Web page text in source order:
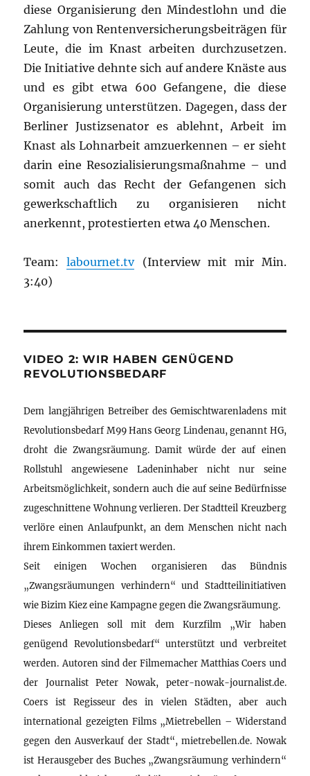
diese Organisierung den Mindestlohn und die
Zahlung von Rentenversicherungsbeiträgen für
Leute, die im Knast arbeiten durchzusetzen.
Die Initiative dehnte sich auf andere Knäste aus
und es gibt etwa 600 Gefangene, die diese
Organisierung unterstützen. Dagegen, dass der
Berliner Justizsenator es ablehnt, Arbeit im
Knast als Lohnarbeit amzuerkennen – er sieht
darin eine Resozialisierungsmaßnahme – und
somit auch das Recht der Gefangenen sich
gewerkschaftlich zu organisieren nicht
anerkennt, protestierten etwa 40 Menschen.
Team:labournet.tv(Interview mit mir Min.
3:40)
VIDEO 2: WIR HABEN GENÜGEND
REVOLUTIONSBEDARF
Dem langjährigen Betreiber des Gemischtwarenladens mit
Revolutionsbedarf M99 Hans Georg Lindenau, genannt HG,
droht die Zwangsräumung. Damit würde der auf einen
Rollstuhl angewiesene Ladeninhaber nicht nur seine
Arbeitsmöglichkeit, sondern auch die auf seine Bedürfnisse
zugeschnittene Wohnung verlieren. Der Stadtteil Kreuzberg
verlöre einen Anlaufpunkt, an dem Menschen nicht nach
ihrem Einkommen taxiert werden.
Seit einigen Wochen organisieren das Bündnis
„Zwangsräumungen verhindern“ und Stadtteilinitiativen
wie Bizim Kiez eine Kampagne gegen die Zwangsräumung.
Dieses Anliegen soll mit dem Kurzfilm „Wir haben
genügend Revolutionsbedarf“ unterstützt und verbreitet
werden. Autoren sind der Filmemacher Matthias Coers und
der Journalist Peter Nowak, peter-nowak-journalist.de.
Coers ist Regisseur des in vielen Städten, aber auch
international gezeigten Films „Mietrebellen – Widerstand
gegen den Ausverkauf der Stadt“, mietrebellen.de. Nowak
ist Herausgeber des Buches „Zwangsräumung verhindern“